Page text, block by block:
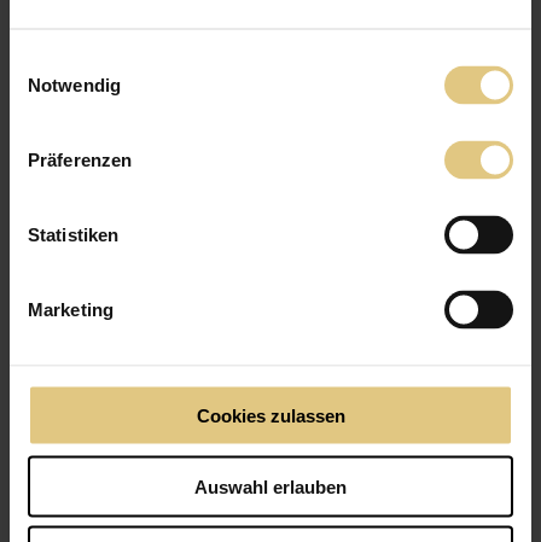
Notwendig
Präferenzen
Statistiken
Marketing
Cookies zulassen
Auswahl erlauben